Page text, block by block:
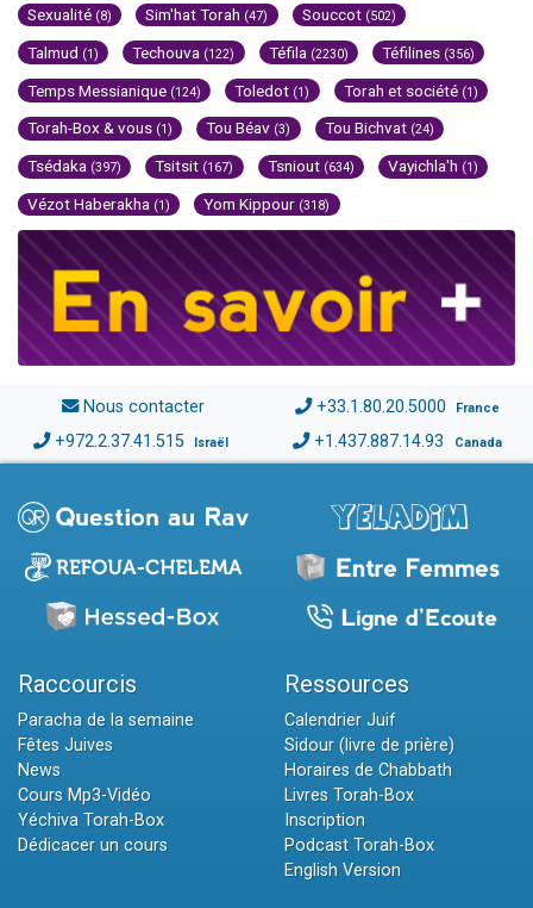
Sexualité (8) Sim'hat Torah (47) Souccot (502)
Talmud (1) Techouva (122) Téfila (2230) Téfilines (356)
Temps Messianique (124) Toledot (1) Torah et société (1)
Torah-Box & vous (1) Tou Béav (3) Tou Bichvat (24)
Tsédaka (397) Tsitsit (167) Tsniout (634) Vayichla'h (1)
Vézot Haberakha (1) Yom Kippour (318)
Nous contacter +33.1.80.20.5000 France
+972.2.37.41.515 Israël +1.437.887.14.93 Canada
Raccourcis
Paracha de la semaine
Fêtes Juives
News
Cours Mp3-Vidéo
Yéchiva Torah-Box
Dédicacer un cours
Ressources
Calendrier Juif
Sidour (livre de prière)
Horaires de Chabbath
Livres Torah-Box
Inscription
Podcast Torah-Box
English Version